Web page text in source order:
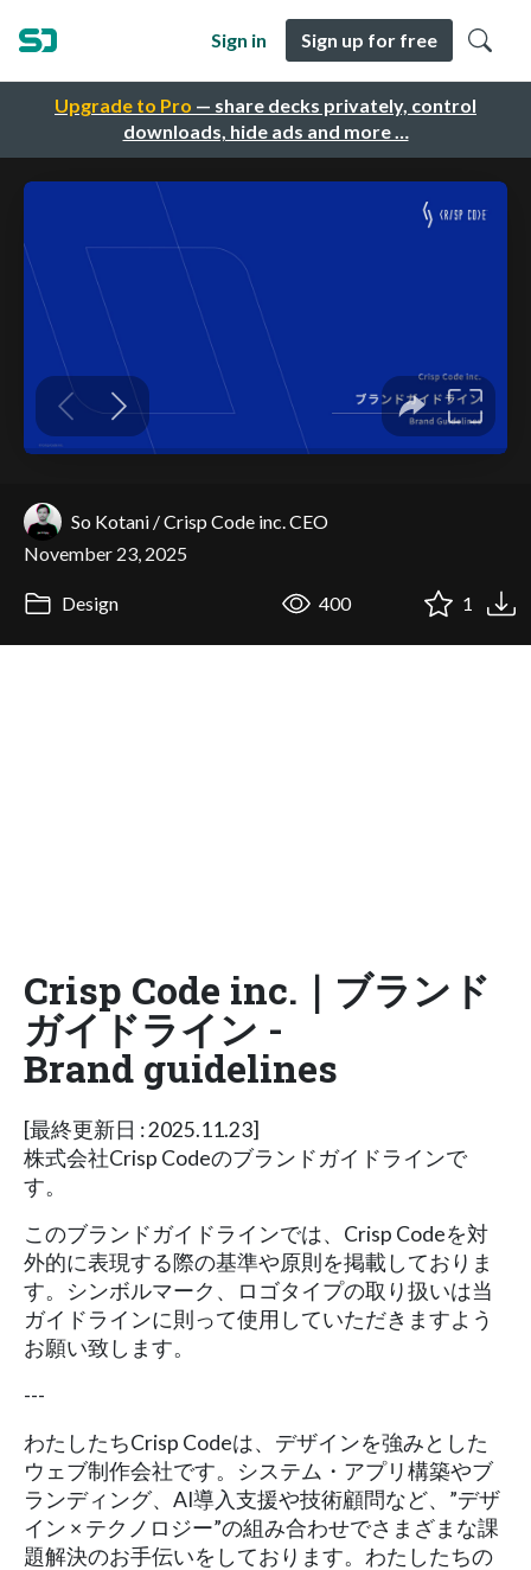
Upgrade to Pro — share decks privately, control
downloads, hide ads and more …
Sign in Sign up for free
So Kotani / Crisp Code inc. CEO
November 23, 2025
Design 400 1
Crisp Code inc.｜ブランド
ガイドライン -
Brand guidelines
[最終更新日 : 2025.11.23]
株式会社Crisp Codeのブランドガイドラインで
す。
このブランドガイドラインでは、Crisp Codeを対
外的に表現する際の基準や原則を掲載しておりま
す。シンボルマーク、ロゴタイプの取り扱いは当
ガイドラインに則って使用していただきますよう
お願い致します。
---
わたしたちCrisp Codeは、デザインを強みとした
ウェブ制作会社です。システム・アプリ構築やブ
ランディング、AI導入支援や技術顧問など、”デザ
イン × テクノロジー”の組み合わせでさまざまな課
題解決のお手伝いをしております。わたしたちの